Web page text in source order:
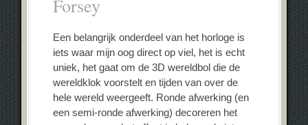
Forsey
Een belangrijk onderdeel van het horloge is
iets waar mijn oog direct op viel, het is echt
uniek, het gaat om de 3D wereldbol die de
wereldklok voorstelt en tijden van over de
hele wereld weergeeft. Ronde afwerking (en
een semi-ronde afwerking) decoreren het